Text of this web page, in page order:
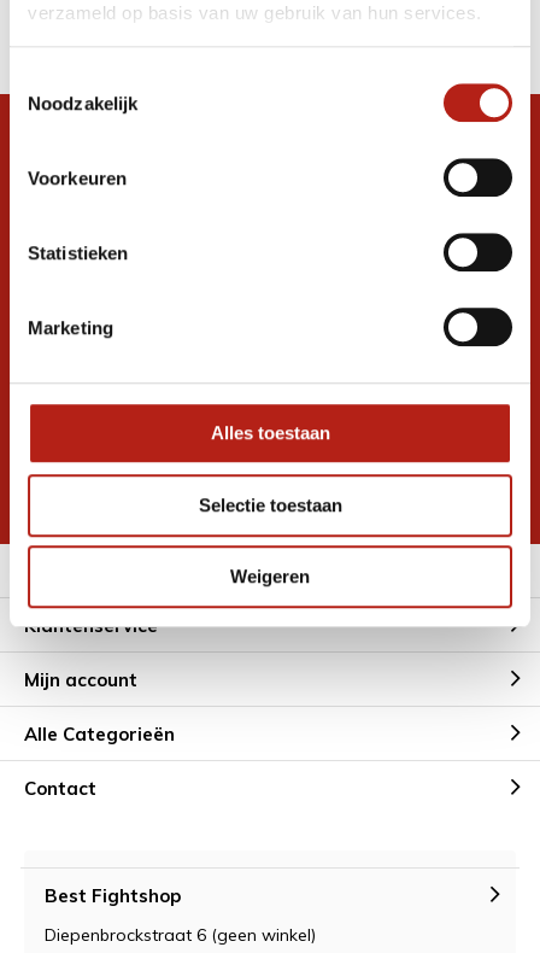
verzameld op basis van uw gebruik van hun services.
Noodzakelijk
Voorkeuren
Statistieken
Marketing
Alles toestaan
Selectie toestaan
Weigeren
Filter
Stel je vraag in de chat, en we helpen je
Volg ons
promoties
korting
* Lees hier de wettelijke beperkingen
Klantenservice
Mijn account
Alle Categorieën
Contact
Best Fightshop
Diepenbrockstraat 6 (geen winkel)